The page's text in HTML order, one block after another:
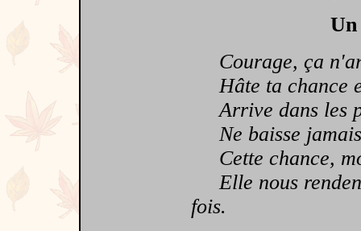
Un
Courage, ça
Hâte ta chance
Arrive dans les
Ne baisse
Cette chance,
Elle nous
fois.